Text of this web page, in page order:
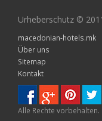
Urheberschutz ©
macedonian-hotels.mk
Über uns
Sitemap
Kontakt
Alle Rechte vorbehalten.